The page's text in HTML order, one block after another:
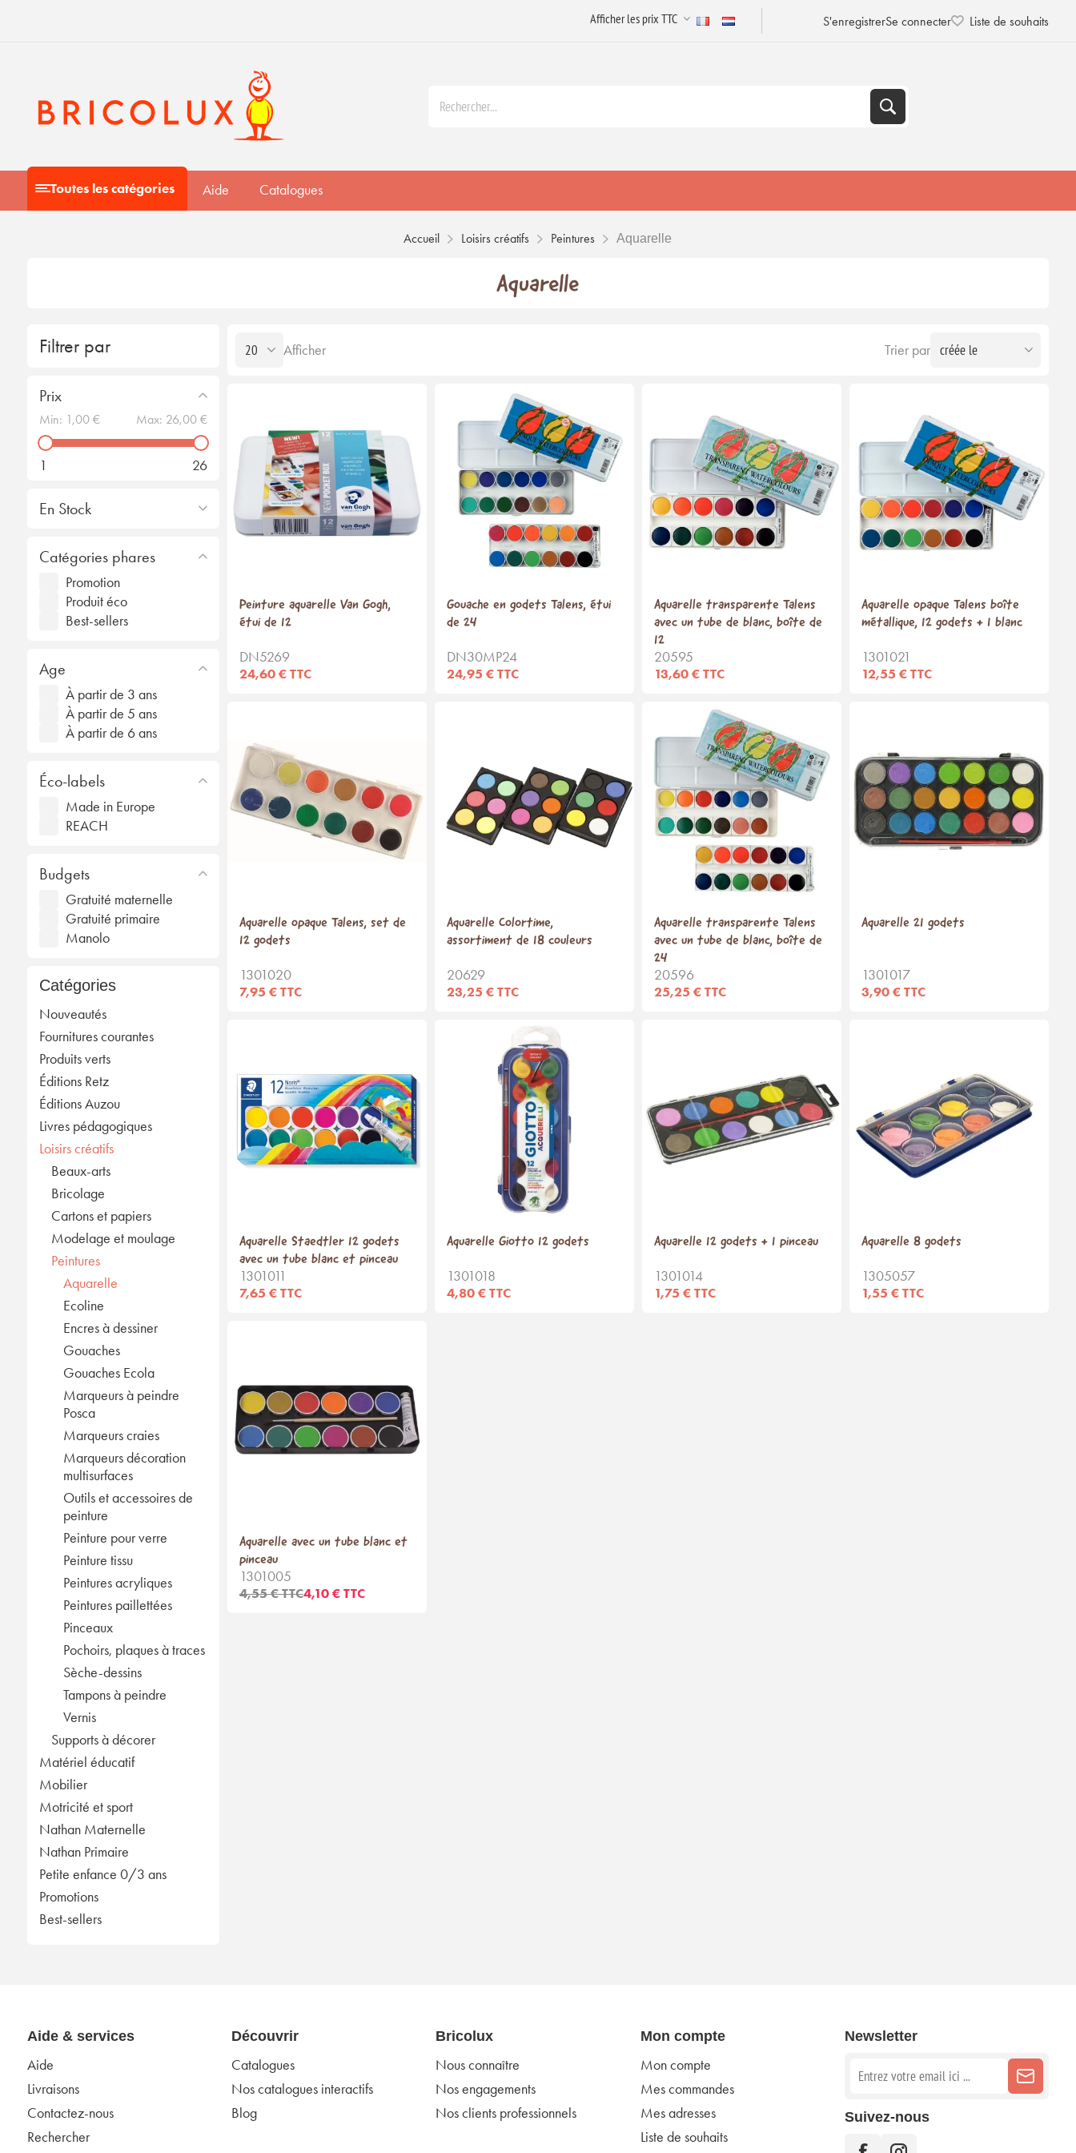
S'enregistrerSe connecter Liste de souhaits
Toutes les catégories Aide Catalogues
Accueil Loisirs créatifs Peintures Aquarelle
Filtrer par
Prix
Min: 1,00 € Max: 26,00 €
1 26
En Stock
Catégories phares
Promotion
Produit éco
Best-sellers
Age
À partir de 3 ans
À partir de 5 ans
À partir de 6 ans
Éco-labels
Made in Europe
REACH
Budgets
Gratuité maternelle
Gratuité primaire
Manolo
Catégories
Nouveautés
Fournitures courantes
Produits verts
Éditions Retz
Éditions Auzou
Livres pédagogiques
Loisirs créatifs
Beaux-arts
Bricolage
Cartons et papiers
Modelage et moulage
Peintures
Aquarelle
Ecoline
Encres à dessiner
Gouaches
Gouaches Ecola
Marqueurs à peindre
Posca
Marqueurs craies
Marqueurs décoration
multisurfaces
Outils et accessoires de
peinture
Peinture pour verre
Peinture tissu
Peintures acryliques
Peintures paillettées
Pinceaux
Pochoirs, plaques à traces
Sèche-dessins
Tampons à peindre
Vernis
Supports à décorer
Matériel éducatif
Mobilier
Motricité et sport
Nathan Maternelle
Nathan Primaire
Petite enfance 0/3 ans
Promotions
Best-sellers
Aquarelle
Trier par
Afficher
Peinture aquarelle Van Gogh,
étui de 12
DN5269
24,60 € TTC
Gouache en godets Talens, étui
de 24
DN30MP24
24,95 € TTC
Aquarelle transparente Talens
avec un tube de blanc, boîte de
12
20595
13,60 € TTC
Aquarelle opaque Talens boîte
métallique, 12 godets + 1 blanc
1301021
12,55 € TTC
Aquarelle opaque Talens, set de
12 godets
1301020
7,95 € TTC
Aquarelle Colortime,
assortiment de 18 couleurs
20629
23,25 € TTC
Aquarelle transparente Talens
avec un tube de blanc, boîte de
24
20596
25,25 € TTC
Aquarelle 21 godets
1301017
3,90 € TTC
Aquarelle Staedtler 12 godets
avec un tube blanc et pinceau
1301011
7,65 € TTC
Aquarelle Giotto 12 godets
1301018
4,80 € TTC
Aquarelle 12 godets + 1 pinceau
1301014
1,75 € TTC
Aquarelle 8 godets
1305057
1,55 € TTC
Aquarelle avec un tube blanc et
pinceau
1301005
4,55 € TTC4,10 € TTC
Aide & services
Aide
Livraisons
Contactez-nous
Rechercher
Découvrir
Catalogues
Nos catalogues interactifs
Blog
Bricolux
Nous connaître
Nos engagements
Nos clients professionnels
Mon compte
Mon compte
Mes commandes
Mes adresses
Liste de souhaits
Newsletter
Suivez-nous